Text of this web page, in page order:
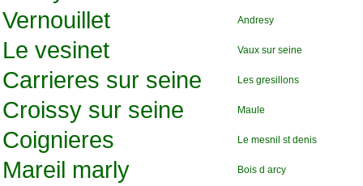
Vernouillet Andresy
Le vesinet Vaux sur seine
Carrieres sur seine Les gresillons
Croissy sur seine Maule
Coignieres Le mesnil st denis
Mareil marly Bois d arcy